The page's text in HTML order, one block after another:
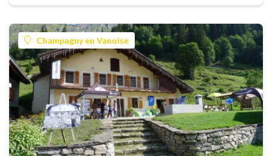
Champagny en Vanoise